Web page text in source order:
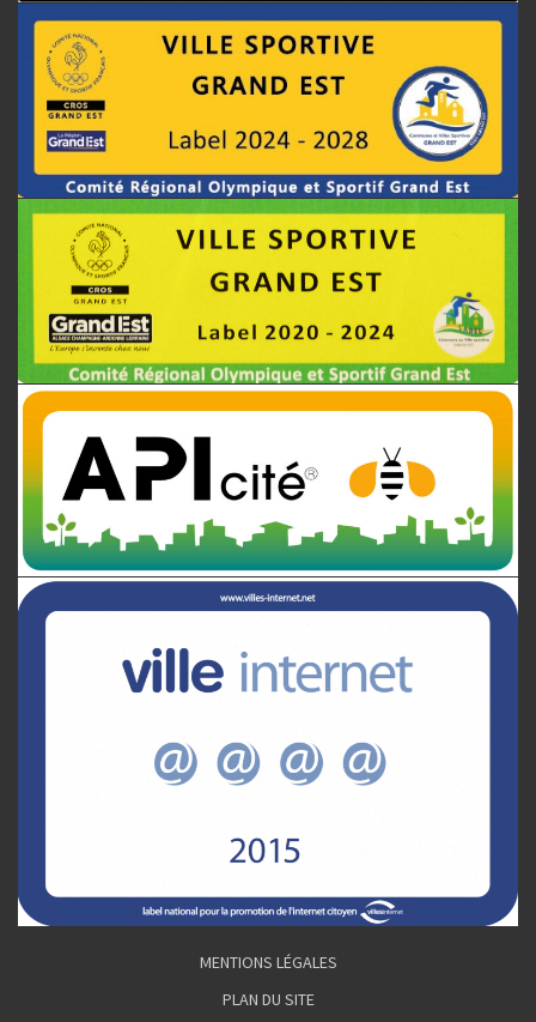
MENTIONS LÉGALES
PLAN DU SITE